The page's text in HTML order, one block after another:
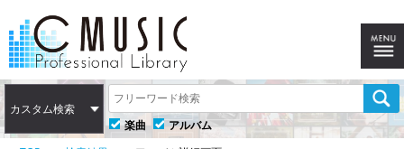
カスタム検索
楽曲
アルバム